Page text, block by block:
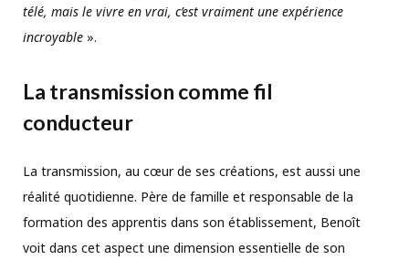
télé, mais le vivre en vrai, c’est vraiment une expérience
incroyable ».
La transmission comme fil
conducteur
La transmission, au cœur de ses créations, est aussi une
réalité quotidienne. Père de famille et responsable de la
formation des apprentis dans son établissement, Benoît
voit dans cet aspect une dimension essentielle de son